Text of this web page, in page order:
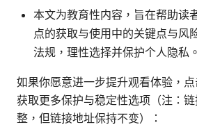
本文为教育性内容，旨在帮助读
点的获取与使用中的关键点与风
法规，理性选择并保护个人隐私。
如果你愿意进一步提升观看体验，
获取更多保护与稳定性选项（注：
整，但链接地址保持不变）：